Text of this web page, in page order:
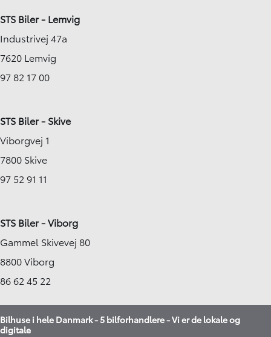
STS Biler - Lemvig
Industrivej 47a
7620 Lemvig
97 82 17 00
STS Biler - Skive
Viborgvej 1
7800 Skive
97 52 91 11
STS Biler - Viborg
Gammel Skivevej 80
8800 Viborg
86 62 45 22
Bilhuse i hele Danmark - 5 bilforhandlere - Vi er de lokale og
digitale